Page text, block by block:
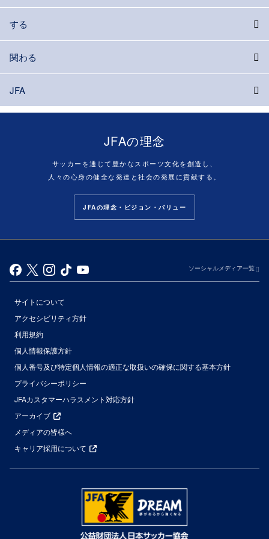
する
関わる
JFA
JFAの理念
サッカーを通じて豊かなスポーツ文化を創造し、
人々の心身の健全な発達と社会の発展に貢献する。
JFAの理念・ビジョン・バリュー
ソーシャルメディア一覧
サイトについて
アクセシビリティ方針
利用規約
個人情報保護方針
個人番号及び特定個人情報の適正な取扱いの確保に関する基本方針
プライバシーポリシー
JFAカスタマーハラスメント対応方針
アーカイブ
メディアの皆様へ
キャリア採用について